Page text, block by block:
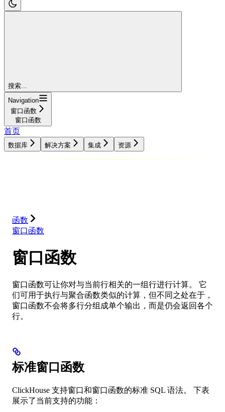
搜索...
Navigation
窗口函数
窗口函数
首页
数据库 解决方案 集成 资源
函数
窗口函数
窗口函数
窗口函数可让你对与当前行相关的一组行进行计算。 它
们可用于执行与聚合函数类似的计算，但不同之处在于，
窗口函数不会将多行分组成单个输出，而是仍会返回各个
行。
标准窗口函数
ClickHouse 支持窗口和窗口函数的标准 SQL 语法。 下表
展示了当前支持的功能：